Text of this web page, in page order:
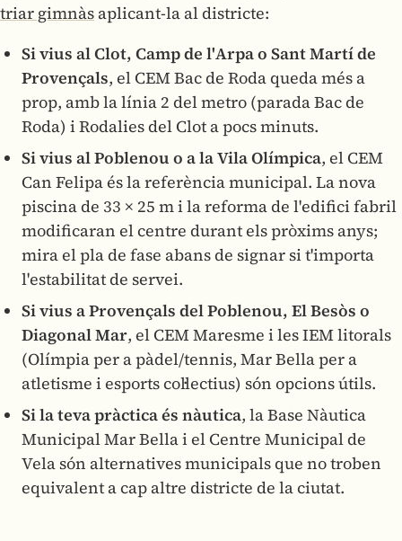
triar gimnàs aplicant-la al districte:
Si vius al Clot, Camp de l'Arpa o Sant Martí de
Provençals, el CEM Bac de Roda queda més a
prop, amb la línia 2 del metro (parada Bac de
Roda) i Rodalies del Clot a pocs minuts.
Si vius al Poblenou o a la Vila Olímpica, el CEM
Can Felipa és la referència municipal. La nova
piscina de 33 × 25 m i la reforma de l'edifici fabril
modificaran el centre durant els pròxims anys;
mira el pla de fase abans de signar si t'importa
l'estabilitat de servei.
Si vius a Provençals del Poblenou, El Besòs o
Diagonal Mar, el CEM Maresme i les IEM litorals
(Olímpia per a pàdel/tennis, Mar Bella per a
atletisme i esports col·lectius) són opcions útils.
Si la teva pràctica és nàutica, la Base Nàutica
Municipal Mar Bella i el Centre Municipal de
Vela són alternatives municipals que no troben
equivalent a cap altre districte de la ciutat.